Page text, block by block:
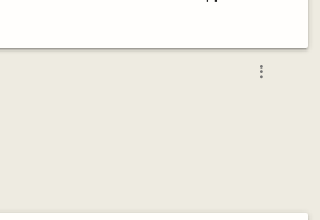
more_vert